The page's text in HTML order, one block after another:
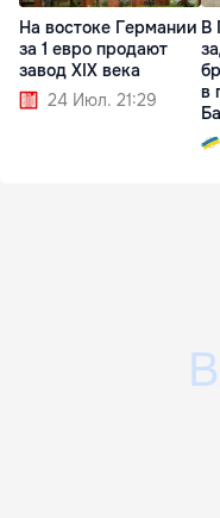
На востоке Германии
за 1 евро продают
завод XIX века
24 Июл. 21:29
В
в